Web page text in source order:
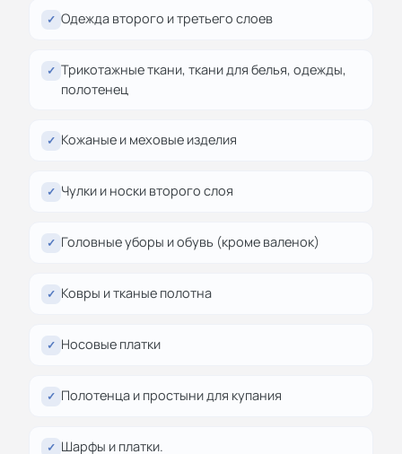
✓ Одежда второго и третьего слоев
✓ Трикотажные ткани, ткани для белья, одежды,
полотенец
✓ Кожаные и меховые изделия
✓ Чулки и носки второго слоя
✓ Головные уборы и обувь (кроме валенок)
✓ Ковры и тканые полотна
✓ Носовые платки
✓ Полотенца и простыни для купания
✓ Шарфы и платки.